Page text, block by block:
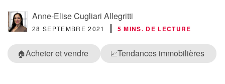
Anne-Elise Cugliari Allegritti
28 SEPTEMBRE 2021 5 MINS. DE LECTURE
🏠Acheter et vendre 📈Tendances immobilières